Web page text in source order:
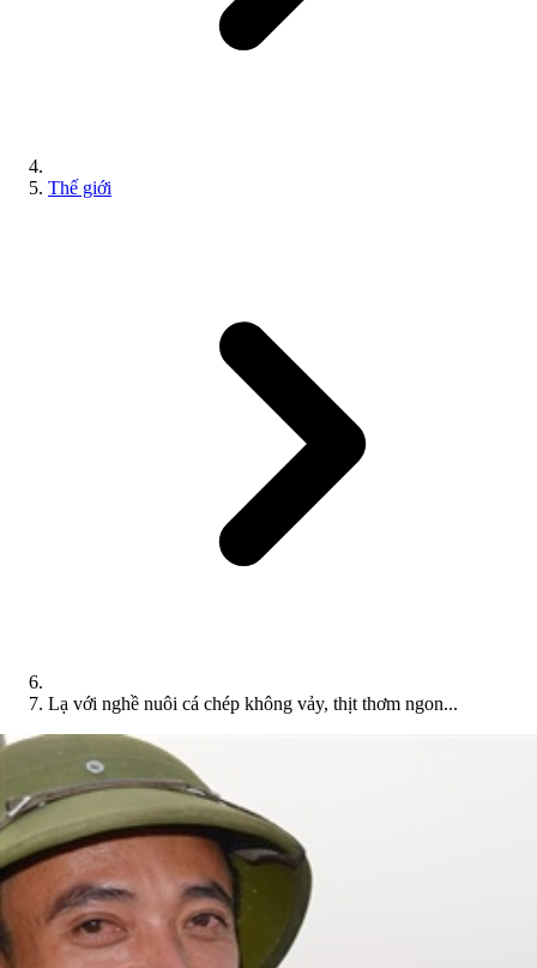
Thế giới
Lạ với nghề nuôi cá chép không vảy, thịt thơm ngon...